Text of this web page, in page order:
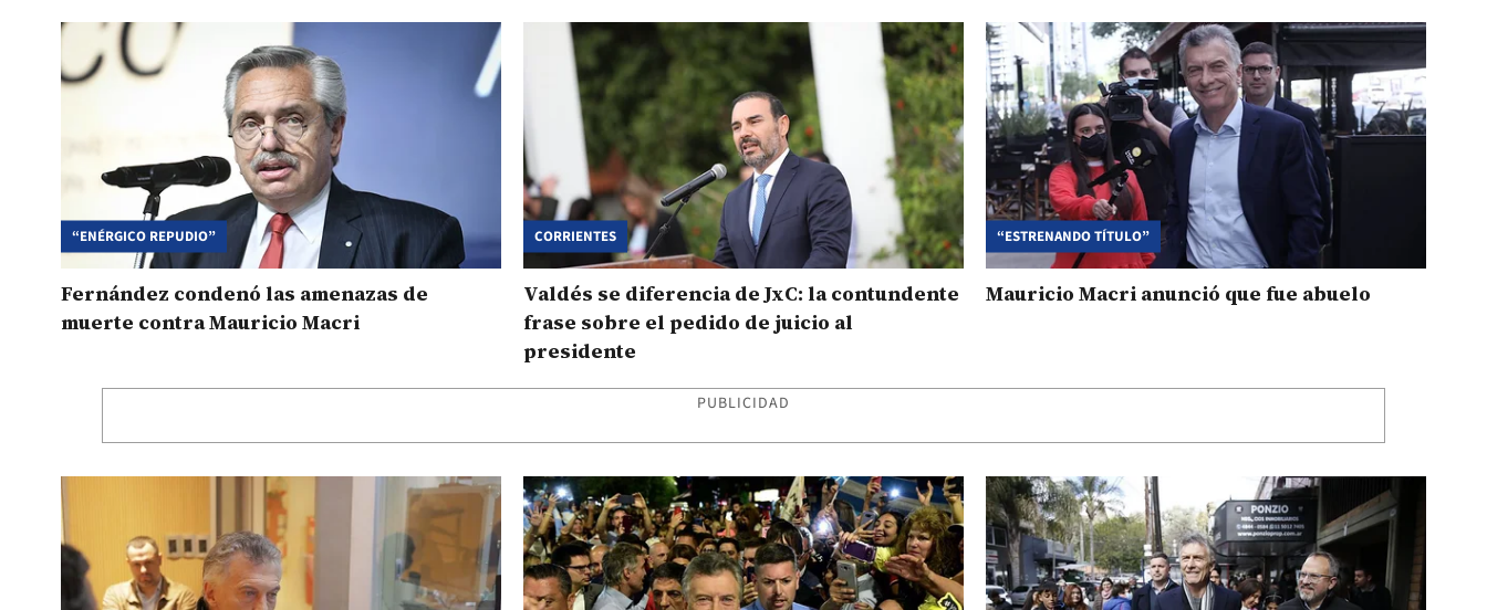
“ENÉRGICO REPUDIO”
Fernández condenó las amenazas de
muerte contra Mauricio Macri
CORRIENTES
Valdés se diferencia de JxC: la contundente
frase sobre el pedido de juicio al
presidente
“ESTRENANDO TÍTULO”
Mauricio Macri anunció que fue abuelo
PUBLICIDAD